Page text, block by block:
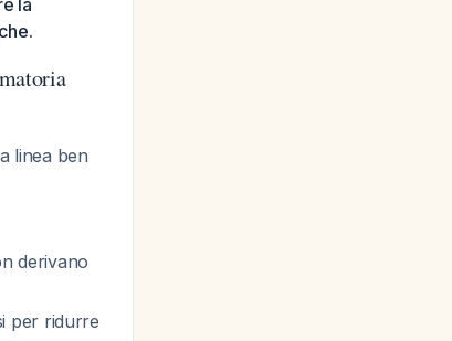
la
linea ben
derivano
per ridurre